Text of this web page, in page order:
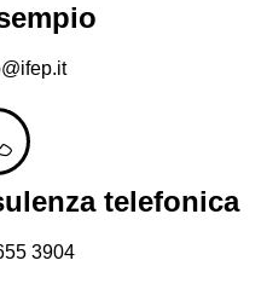
telefonica
3904